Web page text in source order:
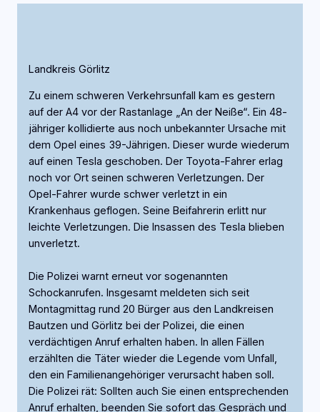
Landkreis Görlitz
Zu einem schweren Verkehrsunfall kam es gestern
auf der A4 vor der Rastanlage „An der Neiße“. Ein 48-
jähriger kollidierte aus noch unbekannter Ursache mit
dem Opel eines 39-Jährigen. Dieser wurde wiederum
auf einen Tesla geschoben. Der Toyota-Fahrer erlag
noch vor Ort seinen schweren Verletzungen. Der
Opel-Fahrer wurde schwer verletzt in ein
Krankenhaus geflogen. Seine Beifahrerin erlitt nur
leichte Verletzungen. Die Insassen des Tesla blieben
unverletzt.
Die Polizei warnt erneut vor sogenannten
Schockanrufen. Insgesamt meldeten sich seit
Montagmittag rund 20 Bürger aus den Landkreisen
Bautzen und Görlitz bei der Polizei, die einen
verdächtigen Anruf erhalten haben. In allen Fällen
erzählten die Täter wieder die Legende vom Unfall,
den ein Familienangehöriger verursacht haben soll.
Die Polizei rät: Sollten auch Sie einen entsprechenden
Anruf erhalten, beenden Sie sofort das Gespräch und